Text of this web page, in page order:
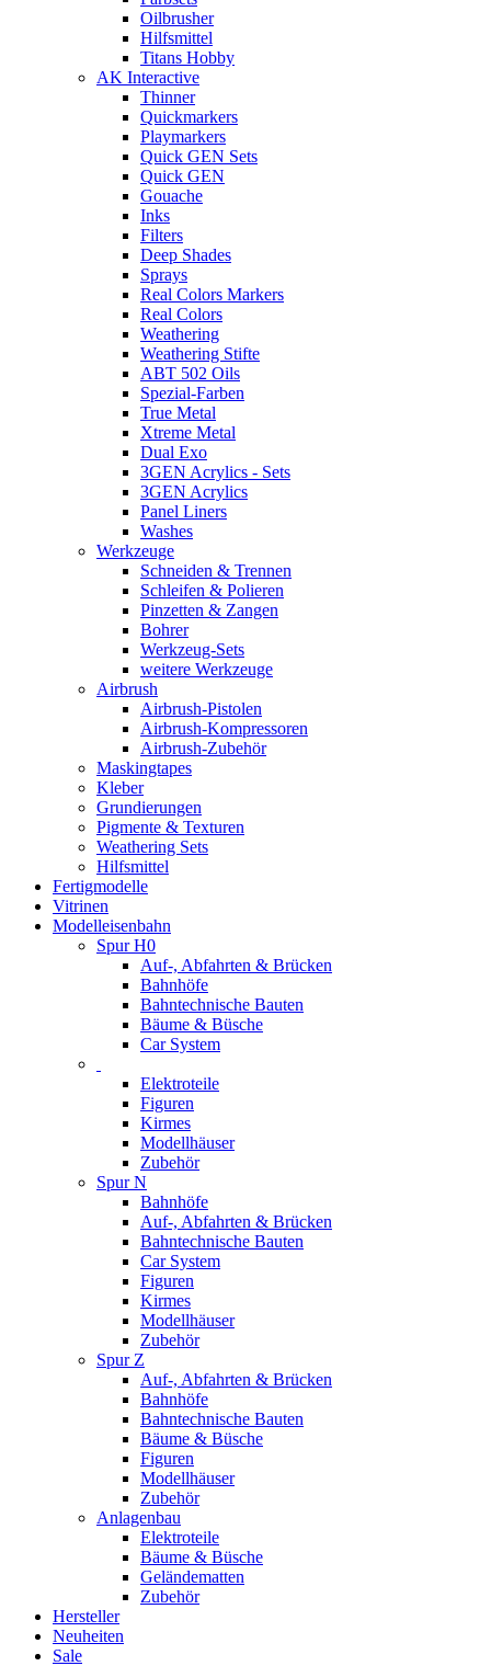
Oilbrusher
Hilfsmittel
Titans Hobby
AK Interactive
Thinner
Quickmarkers
Playmarkers
Quick GEN Sets
Quick GEN
Gouache
Inks
Filters
Deep Shades
Sprays
Real Colors Markers
Real Colors
Weathering
Weathering Stifte
ABT 502 Oils
Spezial-Farben
True Metal
Xtreme Metal
Dual Exo
3GEN Acrylics - Sets
3GEN Acrylics
Panel Liners
Washes
Werkzeuge
Schneiden & Trennen
Schleifen & Polieren
Pinzetten & Zangen
Bohrer
Werkzeug-Sets
weitere Werkzeuge
Airbrush
Airbrush-Pistolen
Airbrush-Kompressoren
Airbrush-Zubehör
Maskingtapes
Kleber
Grundierungen
Pigmente & Texturen
Weathering Sets
Hilfsmittel
Fertigmodelle
Vitrinen
Modelleisenbahn
Spur H0
Auf-, Abfahrten & Brücken
Bahnhöfe
Bahntechnische Bauten
Bäume & Büsche
Car System
Elektroteile
Figuren
Kirmes
Modellhäuser
Zubehör
Spur N
Bahnhöfe
Auf-, Abfahrten & Brücken
Bahntechnische Bauten
Car System
Figuren
Kirmes
Modellhäuser
Zubehör
Spur Z
Auf-, Abfahrten & Brücken
Bahnhöfe
Bahntechnische Bauten
Bäume & Büsche
Figuren
Modellhäuser
Zubehör
Anlagenbau
Elektroteile
Bäume & Büsche
Geländematten
Zubehör
Hersteller
Neuheiten
Sale